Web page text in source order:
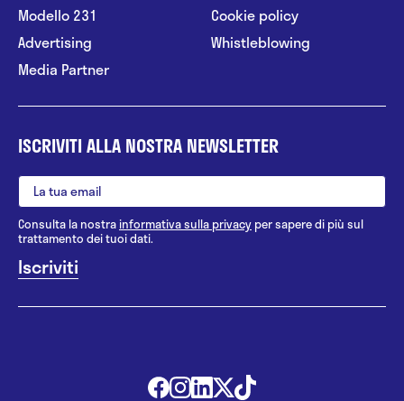
Modello 231
Advertising
Media Partner
Cookie policy
Whistleblowing
ISCRIVITI ALLA NOSTRA NEWSLETTER
Consulta la nostrainformativa sulla privacy per sapere di più sul
trattamento dei tuoi dati.